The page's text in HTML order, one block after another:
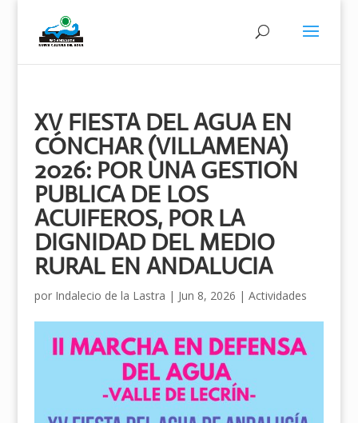
XV FIESTA DEL AGUA EN
CÓNCHAR (VILLAMENA)
2026: POR UNA GESTION
PUBLICA DE LOS
ACUIFEROS, POR LA
DIGNIDAD DEL MEDIO
RURAL EN ANDALUCIA
por Indalecio de la Lastra | Jun 8, 2026 | Actividades